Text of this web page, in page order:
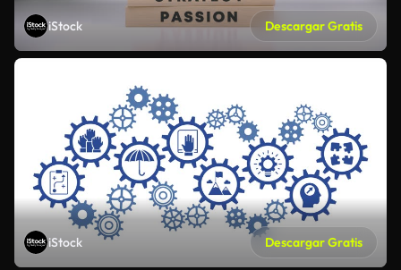
iStock Descargar Gratis
iStock Descargar Gratis